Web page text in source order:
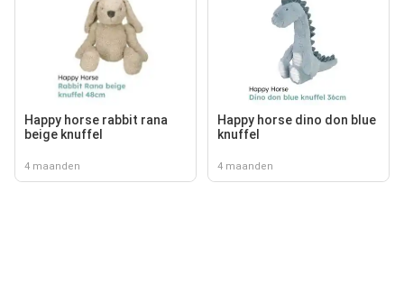
Happy horse rabbit rana
beige knuffel
4 maanden
Happy horse dino don blue
knuffel
4 maanden